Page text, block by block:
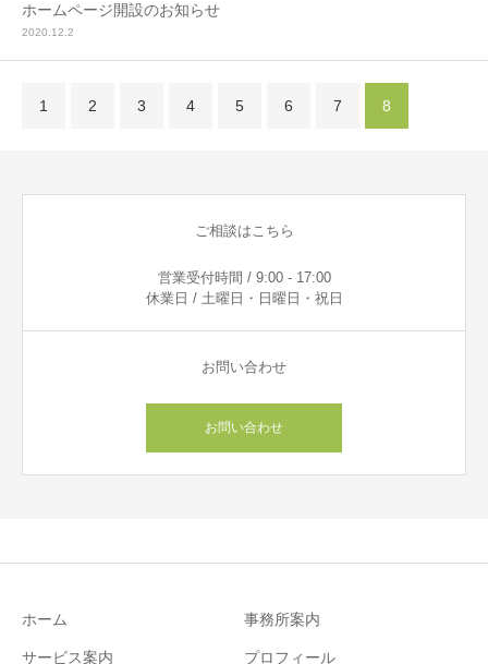
ホームページ開設のお知らせ
2020.12.2
1 2 3 4 5 6 7 8
ご相談はこちら
営業受付時間 / 9:00 - 17:00
休業日 / 土曜日・日曜日・祝日
お問い合わせ
お問い合わせ
ホーム 事務所案内
サービス案内 プロフィール